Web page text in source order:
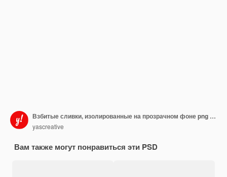
Взбитые сливки, изолированные на прозрачном фоне png psd
yascreative
Вам также могут понравиться эти PSD